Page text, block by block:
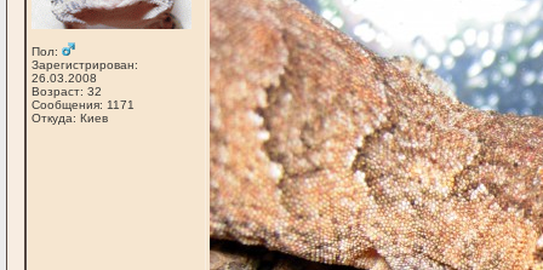
Пол:
Зарегистрирован:
26.03.2008
Возраст: 32
Сообщения: 1171
Откуда: Киев